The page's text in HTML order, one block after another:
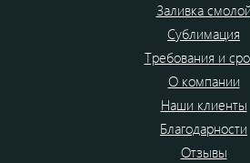
Заливка смолой
Сублимация
Требования и
О компании
Наши клиенты
Благодарности
Отзывы